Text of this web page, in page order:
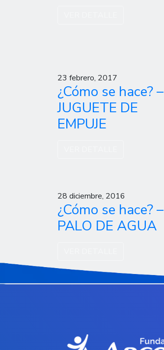
23 febrero, 2017
¿Cómo se hace? –
JUGUETE DE
EMPUJE
28 diciembre, 2016
¿Cómo se hace? –
PALO DE AGUA